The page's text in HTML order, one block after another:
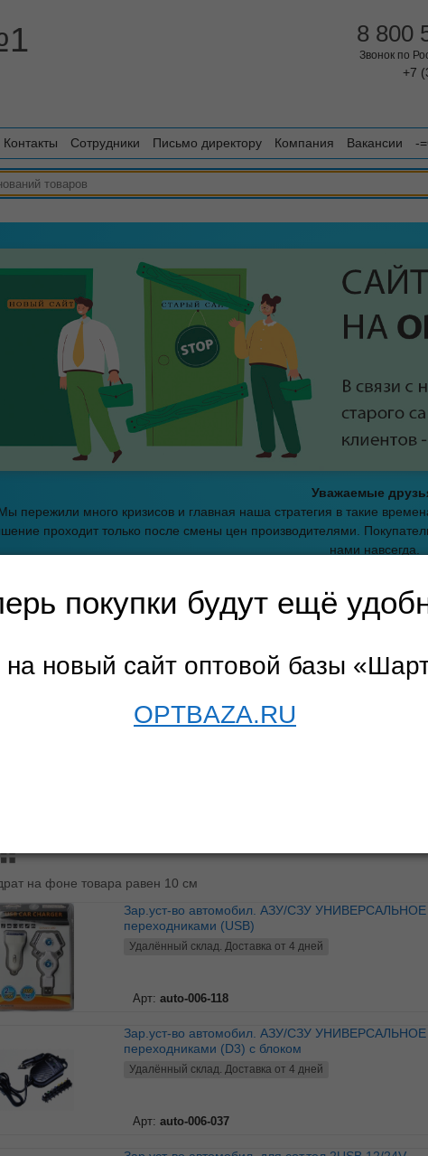
8 800
Звонок по
+7
Контакты Сотрудники Письмо директору Компания Вакансии -
покупки будут ещё
новый сайт оптовой базы
OPTBAZA.RU
Уважаемые
пережили много кризисов и главная наша стратегия в такие
проходит только после смены цен производителями.
нами навсегда.
→ Кабель
зарядки, зарядные устройство,
на фоне товара равен 10 см
Зар.уст-во автомобил. АЗУ/СЗУ УНИВЕРСАЛЬНОЕ с 5
переходниками (USB)
Удалённый склад. Доставка от 4 дней
Арт: auto-006-118
Зар.уст-во автомобил. АЗУ/СЗУ УНИВЕРСАЛЬНОЕ с 8
переходниками (D3) с блоком
Удалённый склад. Доставка от 4 дней
Арт: auto-006-037